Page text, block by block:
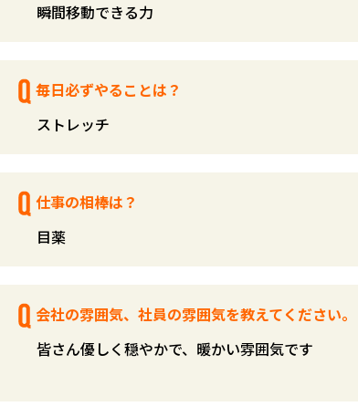
瞬間移動できる力
毎日必ずやることは？
ストレッチ
仕事の相棒は？
目薬
会社の雰囲気、社員の雰囲気を教えてください。
皆さん優しく穏やかで、暖かい雰囲気です